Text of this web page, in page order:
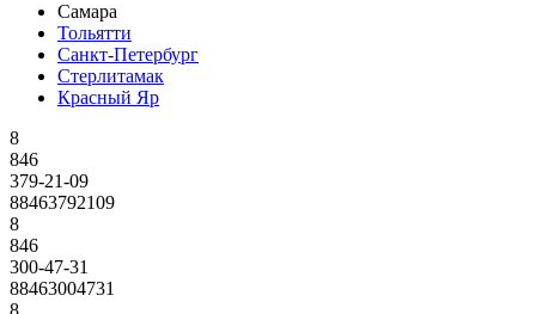
Самара
Тольятти
Санкт-Петербург
Стерлитамак
Красный Яр
8
846
379-21-09
88463792109
8
846
300-47-31
88463004731
8